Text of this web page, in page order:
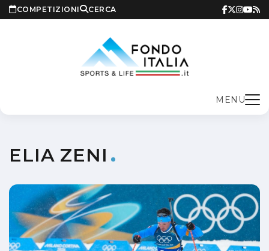
COMPETIZIONI CERCA
MENU
ELIA ZENI